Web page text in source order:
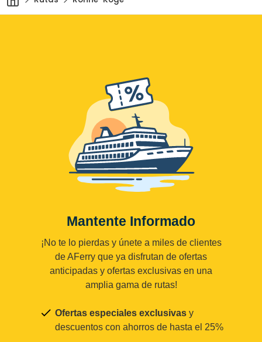
Mantente Informado
¡No te lo pierdas y únete a miles de clientes
de AFerry que ya disfrutan de ofertas
anticipadas y ofertas exclusivas en una
amplia gama de rutas!
Ofertas especiales exclusivas y
descuentos con ahorros de hasta el 25%